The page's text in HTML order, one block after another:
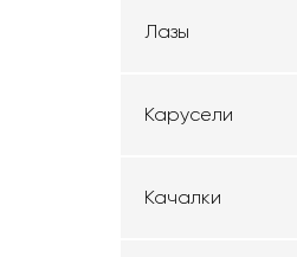
Лазы
Карусели
Качалки